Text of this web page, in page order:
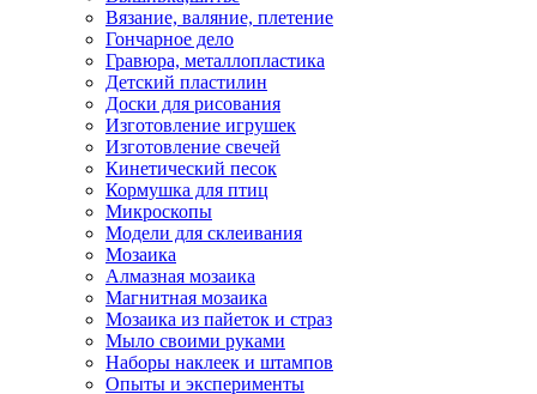
Вязание, валяние, плетение
Гончарное дело
Гравюра, металлопластика
Детский пластилин
Доски для рисования
Изготовление игрушек
Изготовление свечей
Кинетический песок
Кормушка для птиц
Микроскопы
Модели для склеивания
Мозаика
Алмазная мозаика
Магнитная мозаика
Мозаика из пайеток и страз
Мыло своими руками
Наборы наклеек и штампов
Опыты и эксперименты